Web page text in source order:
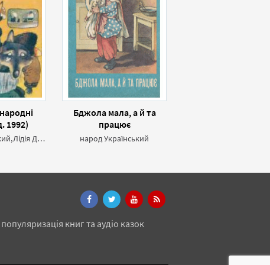
1992)
народ Український,Лідія Дунаєвська
Бджола мала, а й та
працює
народ Український
книг та аудіо казок